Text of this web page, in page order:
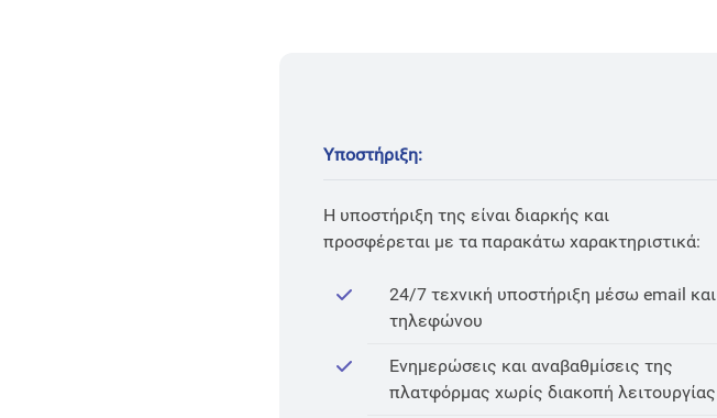
Υποστήριξη:
Η υποστήριξη της είναι διαρκής και
προσφέρεται με τα παρακάτω χαρακτηριστικά:
24/7 τεχνική υποστήριξη μέσω email και
τηλεφώνου
Ενημερώσεις και αναβαθμίσεις της
πλατφόρμας χωρίς διακοπή λειτουργίας